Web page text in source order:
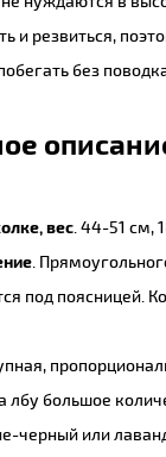
и резвиться,
без
вес . 44-51 см,
.
под поясницей.
лбу большое
черный или